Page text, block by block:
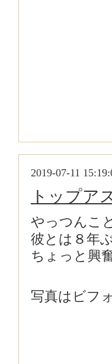
2019-07-11
トップア
やっつんこ
彼とは８年
ちょっと
写真はビフ